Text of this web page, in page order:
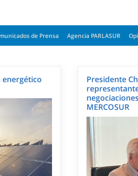
Agencia PARLASUR
de Prensa
energético
Presidente
MERCOSUR